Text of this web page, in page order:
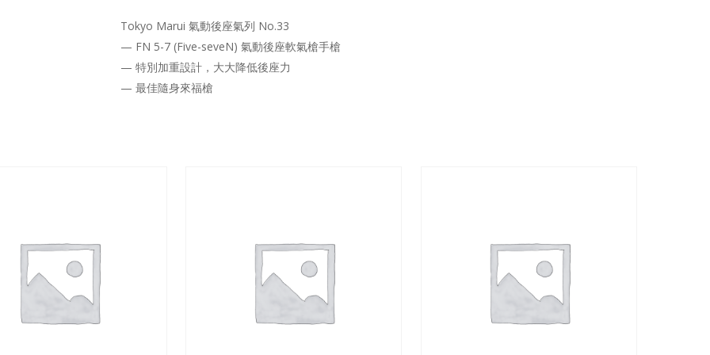
Tokyo Marui 氣動後座氣列 No.33
— FN 5-7 (Five-seveN) 氣動後座軟氣槍手槍
— 特別加重設計，大大降低後座力
— 最佳隨身來福槍